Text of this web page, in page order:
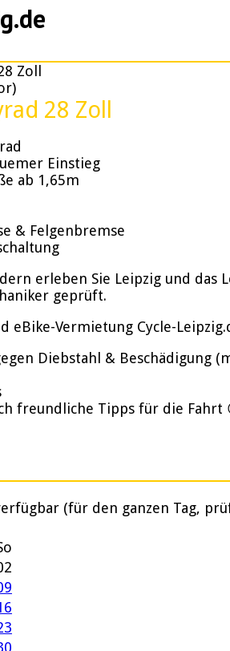
28 Zoll
Einstieg
ab 1,65m
& Felgenbremse
erleben Sie Leipzig und das
geprüft.
eBike-Vermietung Cycle-
Diebstahl & Beschädigung
freundliche Tipps für die Fahrt
(für den ganzen Tag,